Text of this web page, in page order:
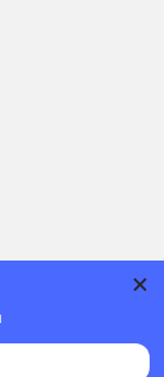
geek-
story/
กวันผ่าน Line